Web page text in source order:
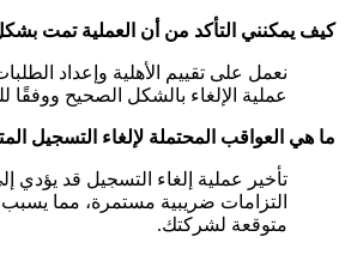
كيف يمكنني التأكد من أن العملية تمت
نعمل على تقييم الأهلية وإعداد
عملية الإلغاء بالشكل الصحيح ووفقًا
ما هي العواقب المحتملة لإلغاء التسجيل
تأخير عملية إلغاء التسجيل قد
التزامات ضريبية مستمرة، مما يسبب
متوقعة لشركتك.